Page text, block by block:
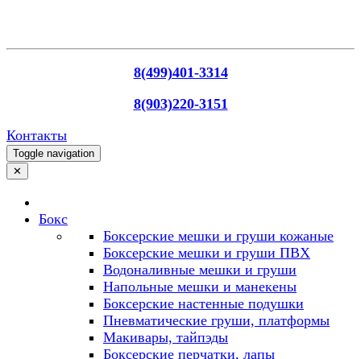
8(499)401-3314
8(903)220-3151
Контакты
Toggle navigation
✕
Бокс
Боксерские мешки и груши кожаные
Боксерские мешки и груши ПВХ
Водоналивные мешки и груши
Напольные мешки и манекены
Боксерские настенные подушки
Пневматические груши, платформы
Макивары, тайпэды
Боксерские перчатки, лапы